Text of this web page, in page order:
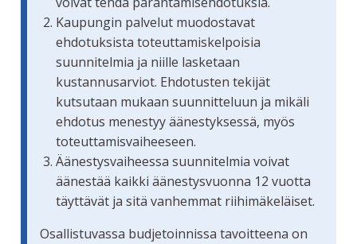
Kaupungin palvelut muodostavat
ehdotuksista toteuttamiskelpoisia
suunnitelmia ja niille lasketaan
kustannusarviot. Ehdotusten tekijät
kutsutaan mukaan suunnitteluun ja mikäli
ehdotus menestyy äänestyksessä, myös
toteuttamisvaiheeseen.
Äänestysvaiheessa suunnitelmia voivat
äänestää kaikki äänestysvuonna 12 vuotta
täyttävät ja sitä vanhemmat riihimäkeläiset.
Osallistuvassa budjetoinnissa tavoitteena on